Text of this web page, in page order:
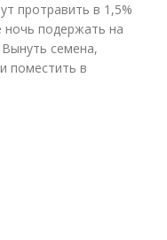
протравить в 1,5%
подержать на
семена,
поместить в